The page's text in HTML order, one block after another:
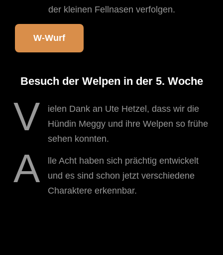
der kleinen Fellnasen verfolgen.
W-Wurf
Besuch der Welpen in der 5. Woche
V
ielen Dank an Ute Hetzel, dass wir die
Hündin Meggy und ihre Welpen so frühe
sehen konnten.
A
lle Acht haben sich prächtig entwickelt
und es sind schon jetzt verschiedene
Charaktere erkennbar.